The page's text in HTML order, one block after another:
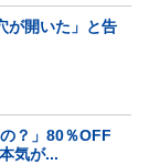
が開いた」と告
？」80％OFF
気が...